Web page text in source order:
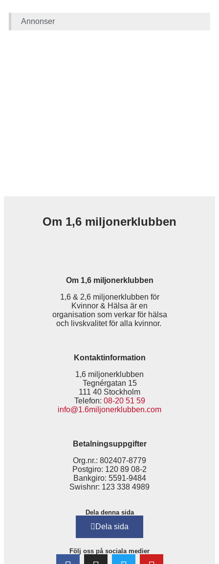
Annonser
Om 1,6 miljonerklubben
Om 1,6 miljonerklubben
1,6 & 2,6 miljonerklubben för
Kvinnor & Hälsa är en
organisation som verkar för hälsa
och livskvalitet för alla kvinnor.
Kontaktinformation
1,6 miljonerklubben
Tegnérgatan 15
111 40 Stockholm
Telefon: 08-20 51 59
info@1.6miljonerklubben.com
Betalningsuppgifter
Org.nr.: 802407-8779
Postgiro: 120 89 08-2
Bankgiro: 5591-9484
Swishnr: 123 338 4989
Dela denna sida
Dela sida
Följ oss på sociala medier